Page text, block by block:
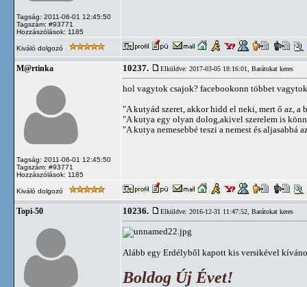
Tagság: 2011-06-01 12:45:50
Tagszám: #93771
Hozzászólások: 1185
Kiváló dolgozó
M@rtinka
Tagság: 2011-06-01 12:45:50
Tagszám: #93771
Hozzászólások: 1185
10237. Elküldve: 2017-03-05 18:16:01, Barátokat keres
hol vagytok csajok? facebookonn többet
"A kutyád szeret, akkor hidd el neki, mert ő az, a
"A kutya egy olyan dolog,akivel szerelem is
"A kutya nemesebbé teszi a nemest és aljasabbá
Kiváló dolgozó
Topi-50 10236. Elküldve: 2016-12-31 11:47:52, Barátokat keres
Alább egy Erdélyből kapott kis versikével
Boldog Új Évet!